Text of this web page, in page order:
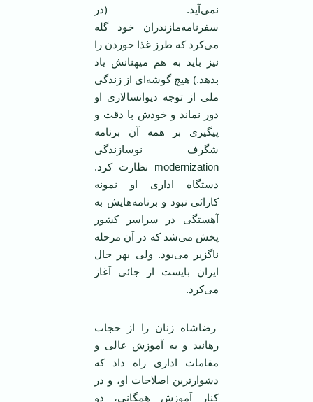
نمی‌آید. (در
سفرنامه‌مازندران خود گله
می‌کرد که طرز غذا خوردن را
نیز باید به هم میهنانش یاد
بدهد.) هیچ گوشه‌ای از زندگی
ملی از توجه دیوانسالاری او
دور نماند و خودش با دقت و
پیگیری بر همه آن برنامه
شگرف نوسازندگی
modernization نظارت کرد.
دستگاه اداری او نمونه
کارائی نبود و برنامه‌هایش به
آهستگی در سراسر کشور
پخش می‌شد که در آن مرحله
ناگزیر می‌بود. ولی بهر حال
ایران بایست از جائی آغاز
می‌کرد.
رضاشاه زنان را از حجاب
رهانید و به آموزش عالی و
مقامات اداری راه داد که
دشوار‌ترین اصلاحات او، و در
کنار آموزش همگانی، دو